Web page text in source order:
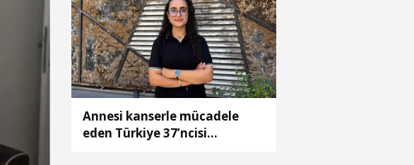
Annesi kanserle mücadele
eden Türkiye 37’ncisi